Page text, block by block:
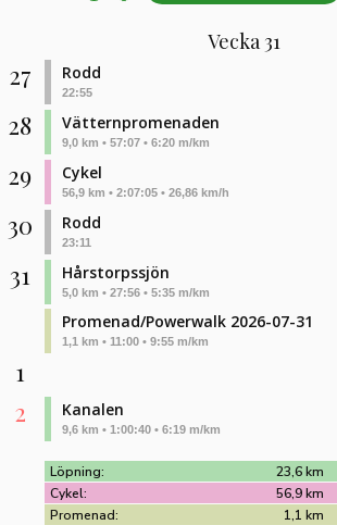
Vecka 31
27 Rodd
22:55
28 Vätternpromenaden
9,0 km • 57:07 • 6:20 m/km
29 Cykel
56,9 km • 2:07:05 • 26,86 km/h
30 Rodd
23:11
31 Hårstorpssjön
5,0 km • 27:56 • 5:35 m/km
Promenad/Powerwalk 2026-07-31
1,1 km • 11:00 • 9:55 m/km
1
2
Kanalen
9,6 km • 1:00:40 • 6:19 m/km
Löpning:
23,6 km
Cykel:
56,9 km
Promenad:
1,1 km